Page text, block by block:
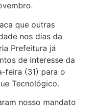
que outras
nos dias da
Prefeitura já
de interesse da
feira (31) para o
Tecnológico.
nosso mandato